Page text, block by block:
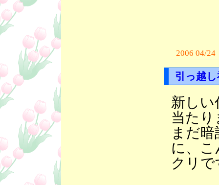
2006 04/24
引っ越
新しい
当たり
まだ
に、
クリで